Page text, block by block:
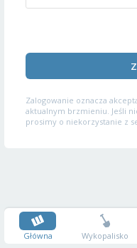
Zalogowanie oznacza
aktualnym brzmieniu. Jeśli
prosimy o niekorzystanie z
Główna Wykopalisko